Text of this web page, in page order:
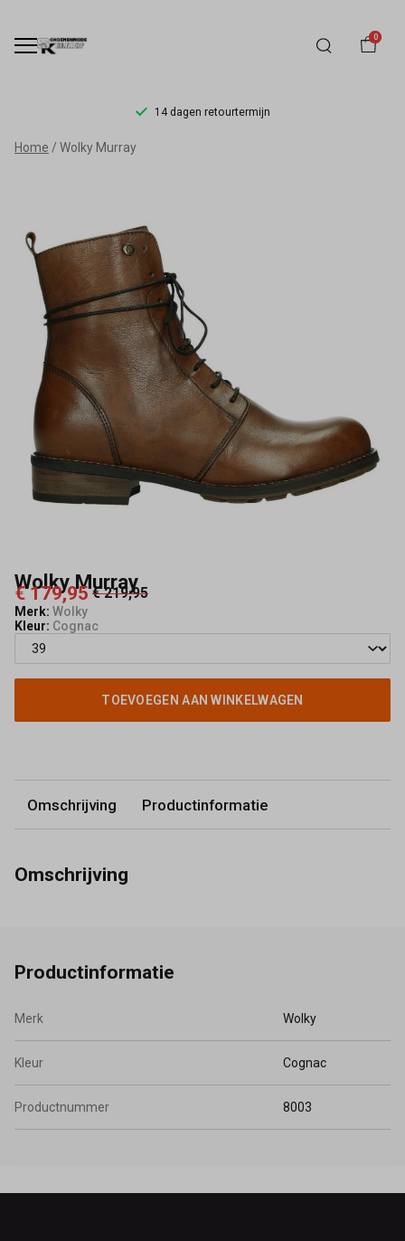
0
14 dagen retourtermijn
Wolky
Schoenmode
Kerkhof
Home Wolky Murray
Wolky Murray
€ 179,95 € 219,95
Merk: Wolky
Kleur: Cognac
TOEVOEGEN AAN WINKELWAGEN
Omschrijving Productinformatie
Omschrijving
Productinformatie
Merk Wolky
Kleur Cognac
Productnummer 8003